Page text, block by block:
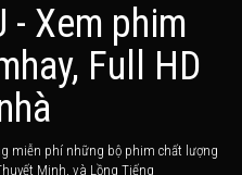
- Xem phim
Full HD
miễn phí những bộ phim chất lượng
Minh, và Lồng Tiếng